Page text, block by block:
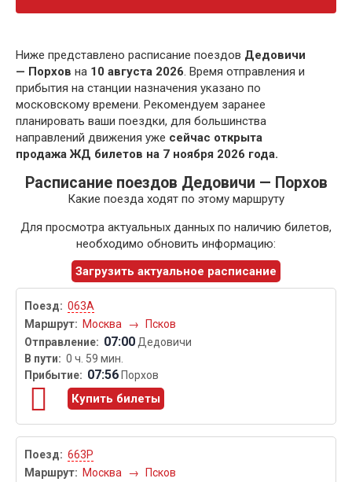
Ниже представлено расписание поездов Дедовичи
— Порхов на 10 августа 2026. Время отправления и
прибытия на станции назначения указано по
московскому времени. Рекомендуем заранее
планировать ваши поездки, для большинства
направлений движения уже сейчас открыта
продажа ЖД билетов на 7 ноября 2026 года.
Расписание поездов Дедовичи — Порхов
Какие поезда ходят по этому маршруту
Для просмотра актуальных данных по наличию билетов,
необходимо обновить информацию:
Загрузить актуальное расписание
063А
Москва
→ Псков
07:00Дедовичи
0 ч. 59 мин.
07:56 Порхов
Купить билеты
663Р
Москва
→ Псков